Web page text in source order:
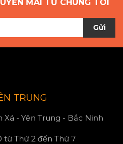
MÃI TỪ CHÚNG TÔI
Gửi
TRUNG
Xá - Yên Trung - Bắc Ninh
từ Thứ 2 đến Thứ 7